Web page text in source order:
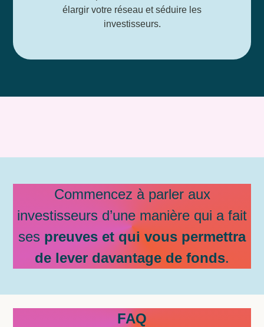
élargir votre réseau et séduire les
investisseurs.
Commencez à parler aux
investisseurs d’une manière qui a fait
ses preuves et qui vous permettra
de lever davantage de fonds.
FAQ